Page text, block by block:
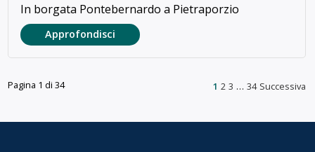
In borgata Pontebernardo a Pietraporzio
Approfondisci
Pagina 1 di 34 1 2 3 … 34 Successiva